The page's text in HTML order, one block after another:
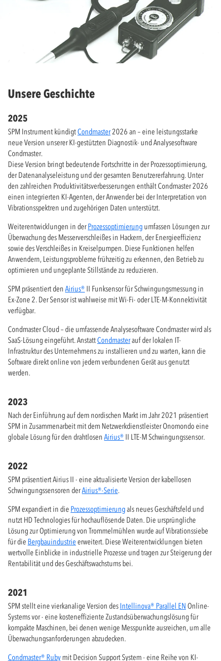
Unsere Geschichte
2025
SPM Instrument kündigtCondmaster2026 an – eine leistungsstarke
neue Version unserer KI-gestützten Diagnostik- und Analysesoftware
Condmaster.
Diese Version bringt bedeutende Fortschritte in der Prozessoptimierung,
der Datenanalyseleistung und der gesamten Benutzererfahrung. Unter
den zahlreichen Produktivitätsverbesserungen enthält Condmaster 2026
einen integrierten KI-Agenten, der Anwender bei der Interpretation von
Vibrationsspektren und zugehörigen Daten unterstützt.
Weiterentwicklungen in derProzessoptimierung umfassen Lösungen zur
Überwachung des Messer­verschleißes in Hackern, der Energieeffizienz
sowie des Verschleißes in Kreiselpumpen. Diese Funktionen helfen
Anwendern, Leistungsprobleme frühzeitig zu erkennen, den Betrieb zu
optimieren und ungeplante Stillstände zu reduzieren.
SPM präsentiert den Airius® II Funksensor für Schwingungsmessung in
Ex-Zone 2. Der Sensor ist wahlweise mit Wi-Fi- oder LTE-M-Konnektivität
verfügbar.
Condmaster Cloud – die umfassende Analysesoftware Condmaster wird als
SaaS-Lösung eingeführt. AnstattCondmasterauf der lokalen IT-
Infrastruktur des Unternehmens zu installieren und zu warten, kann die
Software direkt online von jedem verbundenen Gerät aus genutzt
werden.
2023
Nach der Einführung auf dem nordischen Markt im Jahr 2021 präsentiert
SPM in Zusammenarbeit mit dem Netzwerkdienstleister Onomondo eine
globale Lösung für den drahtlosen Airius® II LTE-M Schwingungssensor.
2022
SPM präsentiert Airius II - eine aktualisierte Version der kabellosen
Schwingungssensoren derAirius®-Serie.
SPM expandiert in die Prozessoptimierungals neues Geschäftsfeld und
nutzt HD Technologies für hochauflösende Daten. Die ursprüngliche
Lösung zur Optimierung von Trommelmühlen wurde auf Vibrationssiebe
für die Bergbauindustrie erweitert. Diese Weiterentwicklungen bieten
wertvolle Einblicke in industrielle Prozesse und tragen zur Steigerung der
Rentabilität und des Geschäftswachstums bei.
2021
SPM stellt eine vierkanalige Version des Intellinova® Parallel EN Online-
Systems vor - eine kosteneffiziente Zustandsüberwachungslösung für
kompakte Maschinen, bei denen wenige Messpunkte ausreichen, um alle
Überwachungsanforderungen abzudecken.
Condmaster® Ruby mit Decision Support System - eine Reihe von KI-